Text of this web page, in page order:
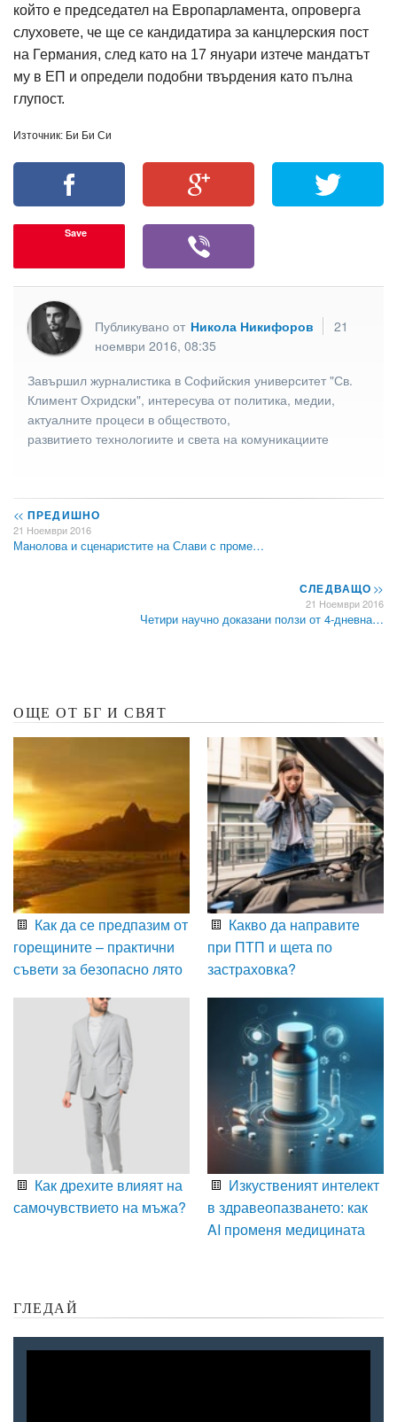
който е председател на Европарламента, опроверга
слуховете, че ще се кандидатира за канцлерския пост
на Германия, след като на 17 януари изтече мандатът
му в ЕП и определи подобни твърдения като пълна
глупост.
Източник: Би Би Си
Save
Публикувано от Никола Никифоров
21
ноември 2016, 08:35
Завършил журналистика в Софийския университет "Св.
Климент Охридски", интересува от политика, медии,
актуалните процеси в обществото,
развитието технологиите и света на комуникациите
<< ПРЕДИШНО
21 Ноември 2016
Манолова и сценаристите на Слави с проме…
СЛЕДВАЩО>>
21 Ноември 2016
Четири научно доказани ползи от 4-дневна…
ОЩЕ ОТ БГ И СВЯТ
Как да се предпазим от
горещините – практични
съвети за безопасно лято
Какво да направите
при ПТП и щета по
застраховка?
Как дрехите влияят на
самочувствието на мъжа?
Изкуственият интелект
в здравеопазването: как
AI променя медицината
ГЛЕДАЙ